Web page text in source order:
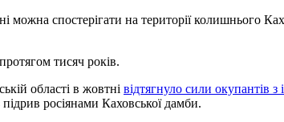
можна спостерігати на території колишнього
тисяч років.
області в жовтні відтягнуло сили окупантів
росіянами Каховської дамби.